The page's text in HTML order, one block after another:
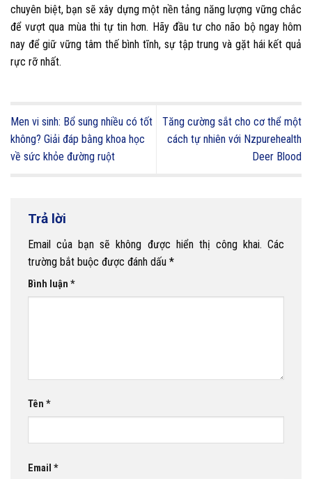
chuyên biệt, bạn sẽ xây dựng một nền tảng năng lượng vững chắc
để vượt qua mùa thi tự tin hơn. Hãy đầu tư cho não bộ ngay hôm
nay để giữ vững tâm thế bình tĩnh, sự tập trung và gặt hái kết quả
rực rỡ nhất.
Men vi sinh: Bổ sung nhiều có tốt
không? Giải đáp bằng khoa học
về sức khỏe đường ruột
Tăng cường sắt cho cơ thể một
cách tự nhiên với Nzpurehealth
Deer Blood
Trả lời
Email của bạn sẽ không được hiển thị công khai. Các
trường bắt buộc được đánh dấu *
Bình luận *
Tên *
Email *